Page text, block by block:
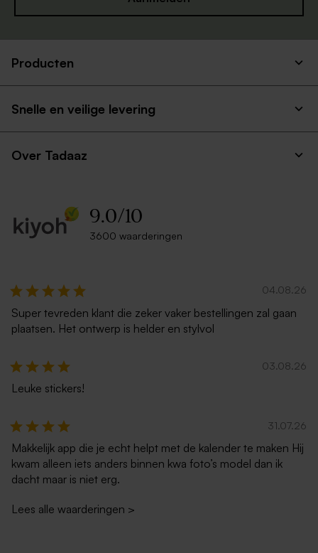
metallic
Donkerblauwe envelop met
puntklep
Producten
Snelle en veilige levering
Over Tadaaz
9.0/10
3600 waarderingen
04.08.26
Super tevreden klant die zeker vaker bestellingen zal gaan
plaatsen. Het ontwerp is helder en stylvol
03.08.26
Leuke stickers!
31.07.26
Makkelijk app die je echt helpt met de kalender te maken Hij
kwam alleen iets anders binnen kwa foto’s model dan ik
dacht maar is niet erg.
Lees alle waarderingen >